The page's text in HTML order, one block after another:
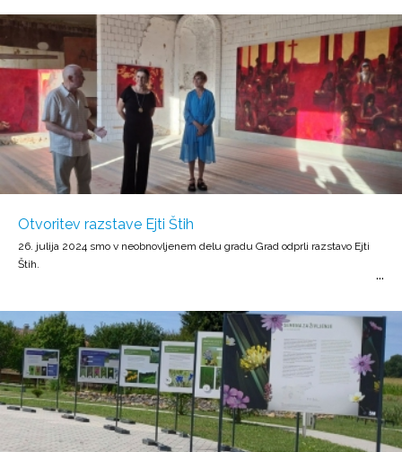
Otvoritev razstave Ejti Štih
26. julija 2024 smo v neobnovljenem delu gradu Grad odprli razstavo Ejti
Štih.